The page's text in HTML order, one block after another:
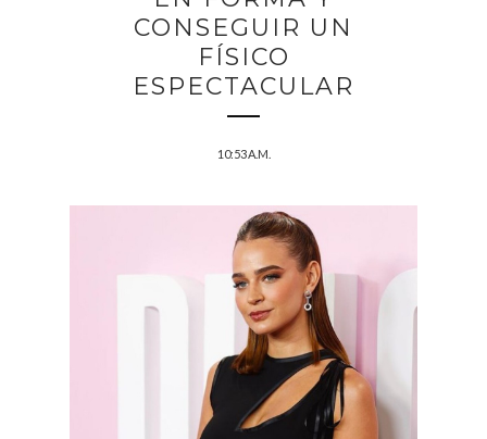
CONSEGUIR UN
FÍSICO
ESPECTACULAR
10:53 A.M.